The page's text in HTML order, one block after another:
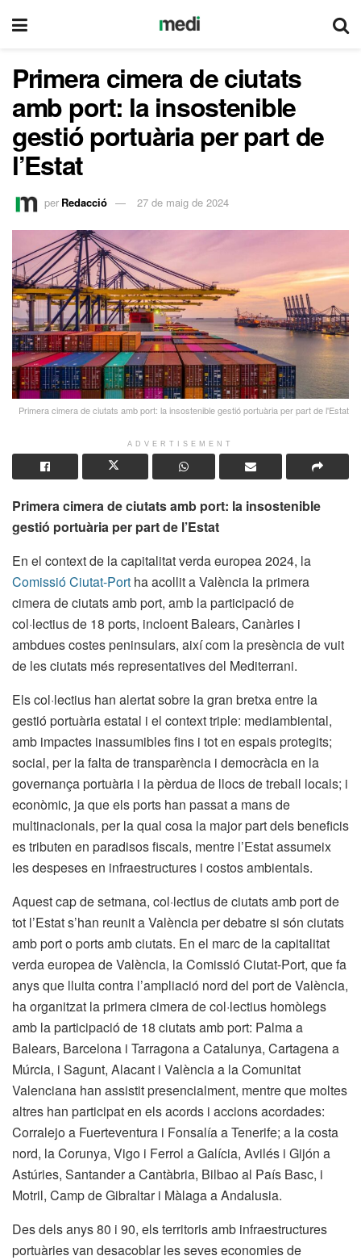
Primera cimera de ciutats
amb port: la insostenible
gestió portuària per part de
l’Estat
per Redacció 27 de maig de 2024
Primera cimera de ciutats amb port: la insostenible gestió portuària per part de l'Estat
ADVERTISEMENT
Primera cimera de ciutats amb port: la insostenible
gestió portuària per part de l’Estat
En el context de la capitalitat verda europea 2024, la
Comissió Ciutat-Port ha acollit a València la primera
cimera de ciutats amb port, amb la participació de
col·lectius de 18 ports, incloent Balears, Canàries i
ambdues costes peninsulars, així com la presència de vuit
de les ciutats més representatives del Mediterrani.
Els col·lectius han alertat sobre la gran bretxa entre la
gestió portuària estatal i el context triple: mediambiental,
amb impactes inassumibles fins i tot en espais protegits;
social, per la falta de transparència i democràcia en la
governança portuària i la pèrdua de llocs de treball locals; i
econòmic, ja que els ports han passat a mans de
multinacionals, per la qual cosa la major part dels beneficis
es tributen en paradisos fiscals, mentre l’Estat assumeix
les despeses en infraestructures i costos ambientals.
Aquest cap de setmana, col·lectius de ciutats amb port de
tot l’Estat s’han reunit a València per debatre si són ciutats
amb port o ports amb ciutats. En el marc de la capitalitat
verda europea de València, la Comissió Ciutat-Port, que fa
anys que lluita contra l’ampliació nord del port de València,
ha organitzat la primera cimera de col·lectius homòlegs
amb la participació de 18 ciutats amb port: Palma a
Balears, Barcelona i Tarragona a Catalunya, Cartagena a
Múrcia, i Sagunt, Alacant i València a la Comunitat
Valenciana han assistit presencialment, mentre que moltes
altres han participat en els acords i accions acordades:
Corralejo a Fuerteventura i Fonsalía a Tenerife; a la costa
nord, la Corunya, Vigo i Ferrol a Galícia, Avilés i Gijón a
Astúries, Santander a Cantàbria, Bilbao al País Basc, i
Motril, Camp de Gibraltar i Màlaga a Andalusia.
Des dels anys 80 i 90, els territoris amb infraestructures
portuàries van desacoblar les seves economies de